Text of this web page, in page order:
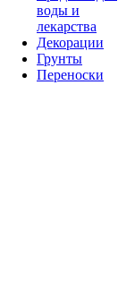
воды и
лекарства
Декорации
Грунты
Переноски